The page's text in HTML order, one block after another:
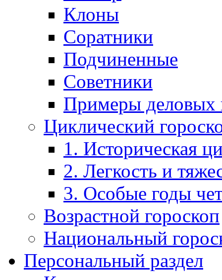
Клоны
Соратники
Подчиненные
Советники
Примеры деловых
Циклический
1. Историческая
2. Легкость и
3. Особые годы
Возрастной гороскоп
Национальный
Персональный раздел